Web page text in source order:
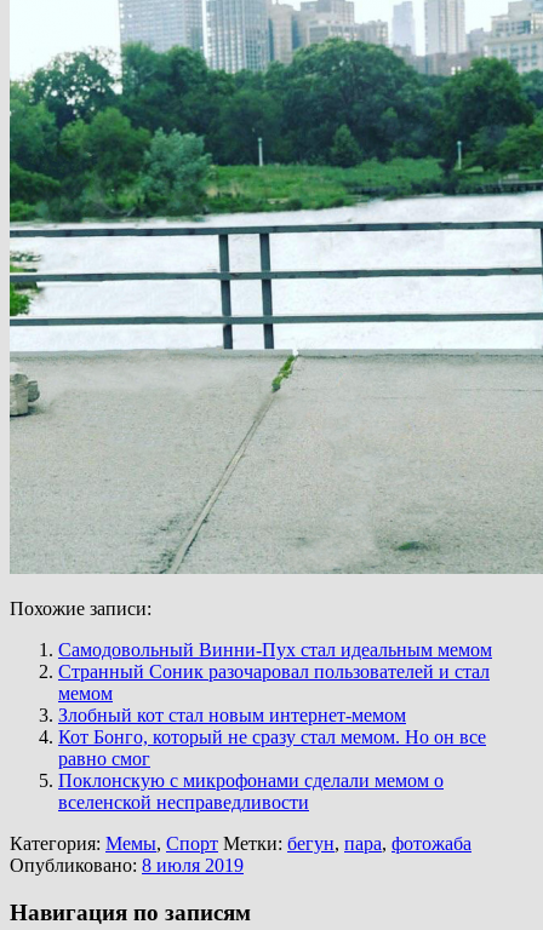
Похожие записи:
Самодовольный Винни-Пух стал идеальным мемом
Странный Соник разочаровал пользователей и стал
мемом
Злобный кот стал новым интернет-мемом
Кот Бонго, который не сразу стал мемом. Но он все
равно смог
Поклонскую с микрофонами сделали мемом о
вселенской несправедливости
Категория: Мемы, Спорт Метки: бегун, пара, фотожаба
Опубликовано: 8 июля 2019
Навигация по записям